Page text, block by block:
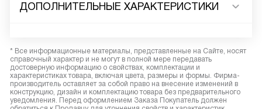
ДОПОЛНИТЕЛЬНЫЕ ХАРАКТЕРИСТИКИ
* Все информационные материалы, представленные на Сайте, носят
справочный характер и не могут в полной мере передавать
достоверную информацию о свойствах, комплектации и
характеристиках товара, включая цвета, размеры и формы. Фирма-
производитель оставляет за собой право на внесение изменений в
конструкцию, дизайн и комплектацию товара без предварительного
уведомления. Перед оформлением Заказа Покупатель должен